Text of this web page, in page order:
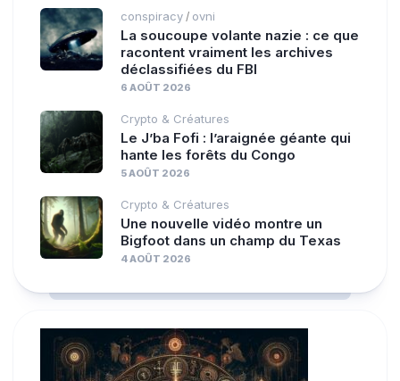
conspiracy / ovni
La soucoupe volante nazie : ce que
racontent vraiment les archives
déclassifiées du FBI
6 AOÛT 2026
Crypto & Créatures
Le J’ba Fofi : l’araignée géante qui
hante les forêts du Congo
5 AOÛT 2026
Crypto & Créatures
Une nouvelle vidéo montre un
Bigfoot dans un champ du Texas
4 AOÛT 2026